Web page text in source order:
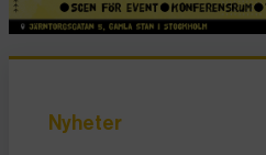
Nyheter